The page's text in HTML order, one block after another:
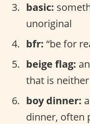
basic:
unoriginal
bfr: “be for
beige flag:
that is
boy dinner:
dinner, often